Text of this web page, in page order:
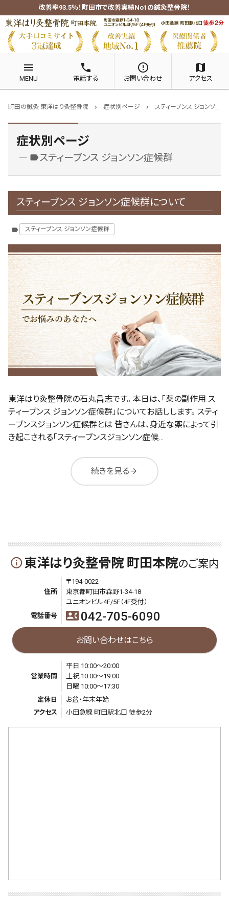
改善率93.5％！町田市で改善実績No1の鍼灸整骨院！
menu
MENU
phone
電話する
error_outline
お問い合わせ
map
アクセス
町田の鍼灸 東洋はり灸整骨院 chevron_right 症状別ページ chevron_right スティーブンス ジョンソン症候群
症状別ページ
labelスティーブンス ジョンソン症候群
スティーブンス ジョンソン症候群について
label スティーブンス ジョンソン症候群
東洋はり灸整骨院の石丸昌志です。 本日は、「薬の副作用 ス
ティーブンス ジョンソン症候群」についてお話しします。 スティ
ーブンスジョンソン症候群とは 皆さんは、身近な薬によって引
き起こされる「スティーブンスジョンソン症候…
続きを見るarrow_forward
info_outline東洋はり灸整骨院 町田本院のご案内
住所
〒194-0022
東京都町田市森野1-34-18
ユニオンビル4F/5F（4F受付）
電話番号
contact_phone 042-705-6090
お問い合わせはこちら
営業時間
平日 10:00～20:00
土祝 10:00～19:00
日曜 10:00～17:30
定休日
お盆・年末年始
アクセス
小田急線 町田駅北口 徒歩2分